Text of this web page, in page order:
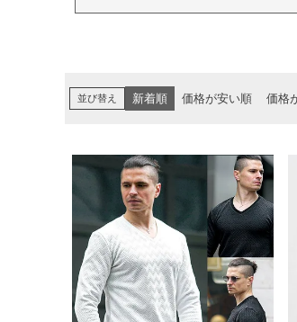
並び替え 新着順 価格が安い順 価格